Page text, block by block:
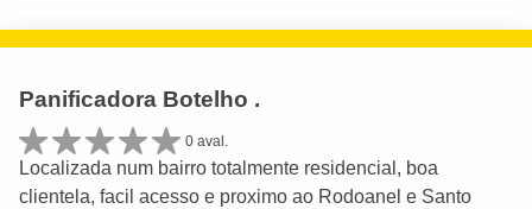
Panificadora Botelho .
0 aval.
Localizada num bairro totalmente residencial, boa
clientela, facil acesso e proximo ao Rodoanel e Santo